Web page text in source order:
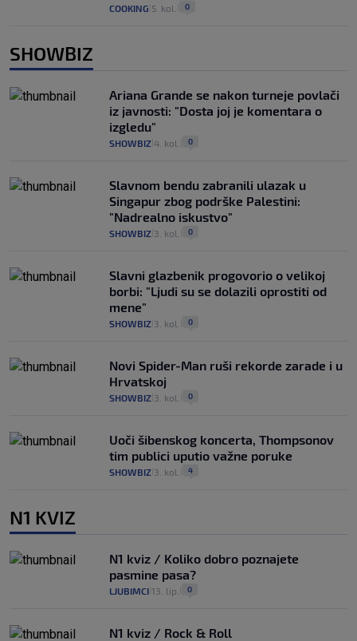
COOKING 5. kol. 0
SHOWBIZ
Ariana Grande se nakon turneje povlači
iz javnosti: "Dosta joj je komentara o
izgledu"
SHOWBIZ 4. kol. 0
Slavnom bendu zabranili ulazak u
Singapur zbog podrške Palestini:
"Nadrealno iskustvo"
SHOWBIZ 3. kol. 0
Slavni glazbenik progovorio o velikoj
borbi: "Ljudi su se dolazili oprostiti od
mene"
SHOWBIZ 3. kol. 0
Novi Spider-Man ruši rekorde zarade i u
Hrvatskoj
SHOWBIZ 3. kol. 0
Uoči šibenskog koncerta, Thompsonov
tim publici uputio važne poruke
SHOWBIZ 3. kol. 4
N1 KVIZ
N1 kviz / Koliko dobro poznajete
pasmine pasa?
LJUBIMCI 13. lip. 0
N1 kviz / Rock & Roll